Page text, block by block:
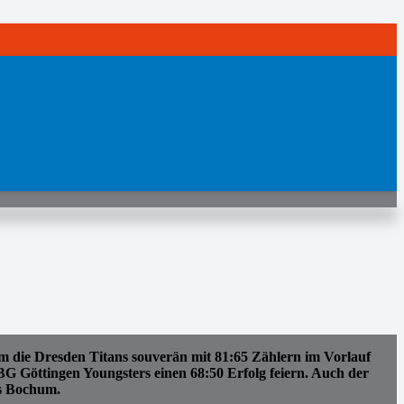
die Dresden Titans souverän mit 81:65 Zählern im Vorlauf
Göttingen Youngsters einen 68:50 Erfolg feiern. Auch der
Bochum.